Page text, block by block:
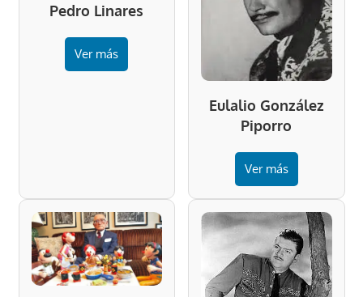
Pedro Linares
Ver más
Eulalio González
Piporro
Ver más